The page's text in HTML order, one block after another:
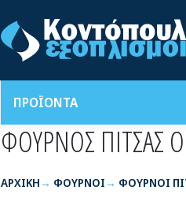
ΠΡΟΪΟΝΤΑ
ΦΟΥΡΝΟΣ ΠΙΤΣΑΣ
ΑΡΧΙΚΉ ΦΟΥΡΝΟΙ ΦΟΥΡΝΟΙ